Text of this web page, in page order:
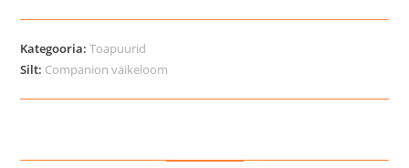
kogus
Kategooria:Toapuurid
Silt: Companion väikeloom